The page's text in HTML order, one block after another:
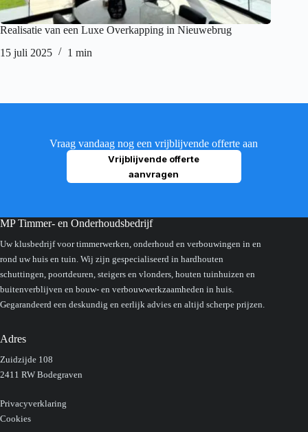
Realisatie van een Luxe Overkapping in Nieuwebrug
15 juli 2025
1 min
Vraag vandaag nog een vrijblijvende offerte aan
Vrijblijvende offerte
aanvragen
MP Timmer- en Onderhoudsbedrijf
Uw klusbedrijf voor timmerwerken, onderhoud en verbouwingen in en
rond uw huis en tuin. Wij zijn gespecialiseerd in hardhouten
schuttingen, poortdeuren, steigers en vlonders, houten tuinhuizen en
buitenverblijven en bouw- en verbouwwerkzaamheden in huis.
Gegarandeerd een deskundig en eerlijk advies en altijd scherpe prijzen.
Adres
Zuidzijde 108
2411 RW Bodegraven
Privacyverklaring
Cookies